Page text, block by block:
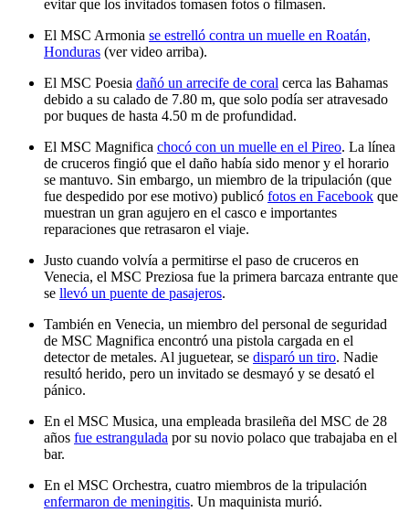
evitar que los invitados tomasen fotos o filmasen.
El MSC Armonia se estrelló contra un muelle en Roatán,
Honduras (ver video arriba).
El MSC Poesia dañó un arrecife de coral cerca las Bahamas
debido a su calado de 7.80 m, que solo podía ser atravesado
por buques de hasta 4.50 m de profundidad.
El MSC Magnifica chocó con un muelle en el Pireo. La línea
de cruceros fingió que el daño había sido menor y el horario
se mantuvo. Sin embargo, un miembro de la tripulación (que
fue despedido por ese motivo) publicó fotos en Facebook que
muestran un gran agujero en el casco e importantes
reparaciones que retrasaron el viaje.
Justo cuando volvía a permitirse el paso de cruceros en
Venecia, el MSC Preziosa fue la primera barcaza entrante que
se llevó un puente de pasajeros.
También en Venecia, un miembro del personal de seguridad
de MSC Magnifica encontró una pistola cargada en el
detector de metales. Al juguetear, se disparó un tiro. Nadie
resultó herido, pero un invitado se desmayó y se desató el
pánico.
En el MSC Musica, una empleada brasileña del MSC de 28
años fue estrangulada por su novio polaco que trabajaba en el
bar.
En el MSC Orchestra, cuatro miembros de la tripulación
enfermaron de meningitis. Un maquinista murió.